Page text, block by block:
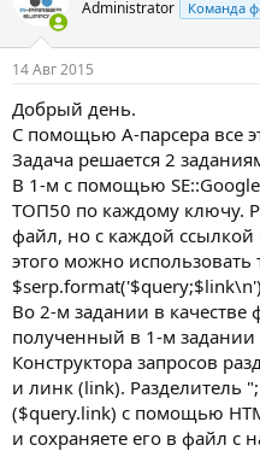
Administrator Команда
14 Авг 2015
Добрый день.
С помощью А-парсера все
Задача решается 2
В 1-м с помощью
ТОП50 по каждому ключу.
файл, но с каждой
этого можно использовать
$serp.format('$query;$link\n')
Во 2-м задании в качестве
полученный в 1-м
Конструктора запросов
и линк (link). Разделитель
($query.link) с помощью
и сохраняете его в файл с